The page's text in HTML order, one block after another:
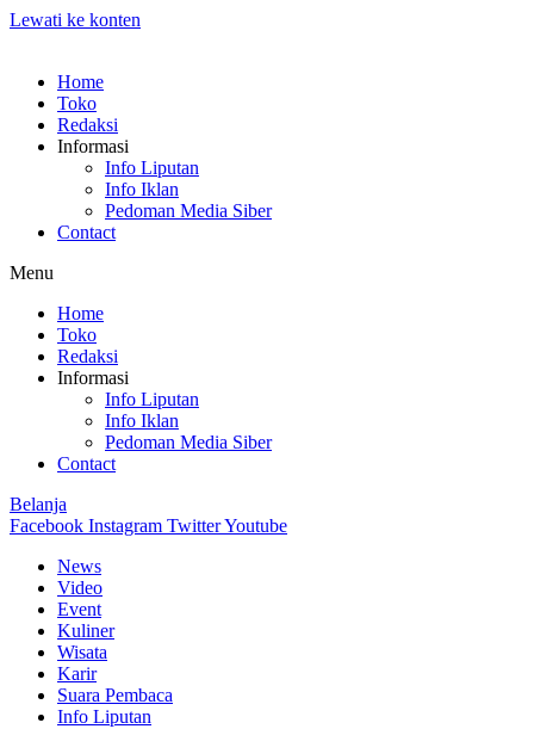
Lewati ke konten
Home
Toko
Redaksi
Informasi
Info Liputan
Info Iklan
Pedoman Media Siber
Contact
Menu
Home
Toko
Redaksi
Informasi
Info Liputan
Info Iklan
Pedoman Media Siber
Contact
Belanja
Facebook Instagram TwitterYoutube
News
Video
Event
Kuliner
Wisata
Karir
Suara Pembaca
Info Liputan